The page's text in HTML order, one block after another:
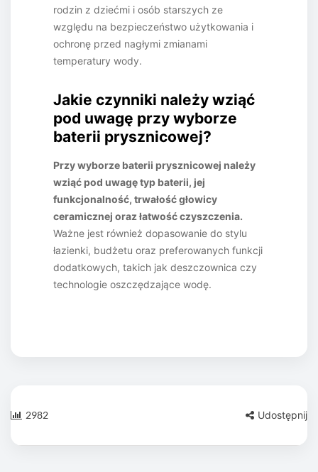
rodzin z dziećmi i osób starszych ze
względu na bezpieczeństwo użytkowania i
ochronę przed nagłymi zmianami
temperatury wody.
Jakie czynniki należy wziąć
pod uwagę przy wyborze
baterii prysznicowej?
Przy wyborze baterii prysznicowej należy
wziąć pod uwagę typ baterii, jej
funkcjonalność, trwałość głowicy
ceramicznej oraz łatwość czyszczenia.
Ważne jest również dopasowanie do stylu
łazienki, budżetu oraz preferowanych funkcji
dodatkowych, takich jak deszczownica czy
technologie oszczędzające wodę.
2982 Udostępnij